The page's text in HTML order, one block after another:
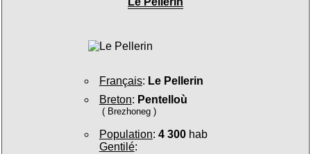
Français: Le Pellerin
Breton: Pentelloù
( Brezhoneg )
Population: 4 300hab
Gentilé: